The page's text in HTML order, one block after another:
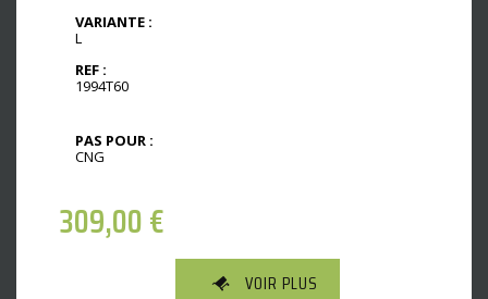
VARIANTE :
L
REF :
1994T60
PAS POUR :
CNG
309,00€
VOIR PLUS